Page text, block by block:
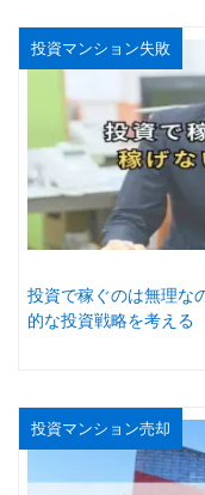
投資マンション失敗
投資で稼ぐのは無理な
的な投資戦略を考える
投資マンション売却